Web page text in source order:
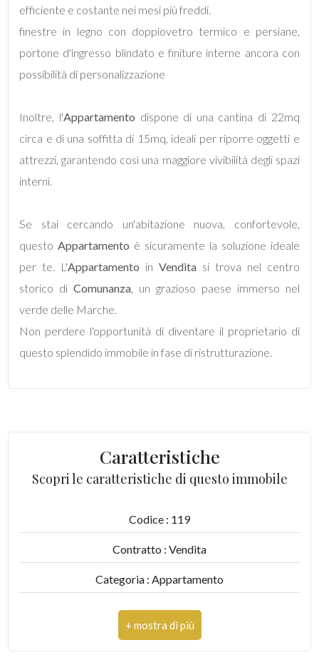
efficiente e costante nei mesi più freddi.
finestre in legno con doppiovetro termico e persiane,
portone d'ingresso blindato e finiture interne ancora con
possibilità di personalizzazione
Inoltre, l'Appartamento dispone di una cantina di 22mq
circa e di una soffitta di 15mq, ideali per riporre oggetti e
attrezzi, garantendo così una maggiore vivibilità degli spazi
interni.
Se stai cercando un'abitazione nuova, confortevole,
questoAppartamento è sicuramente la soluzione ideale
per te. L'Appartamento inVendita si trova nel centro
storico diComunanza, un grazioso paese immerso nel
verde delle Marche.
Non perdere l'opportunità di diventare il proprietario di
questo splendido immobile in fase di ristrutturazione.
Caratteristiche
Scopri le caratteristiche di questo immobile
Codice : 119
Contratto : Vendita
Categoria : Appartamento
Indirizzo : via Sarti, 13
CAP : 63087
5
5+
minimi
Qualsiasi
2
3
4
minime